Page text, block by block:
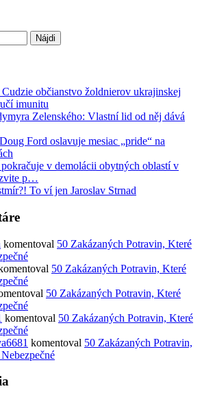
Cudzie občianstvo žoldnierov ukrajinskej
imunitu
Zelenského: Vlastní lid od něj dává
Ford oslavuje mesiac „pride“ na
v demolácii obytných oblastí v
p…
To ví jen Jaroslav Strnad
komentoval 50 Zakázaných Potravin, Které
50 Zakázaných Potravin, Které
50 Zakázaných Potravin, Které
komentoval 50 Zakázaných Potravin, Které
komentoval 50 Zakázaných Potravin,